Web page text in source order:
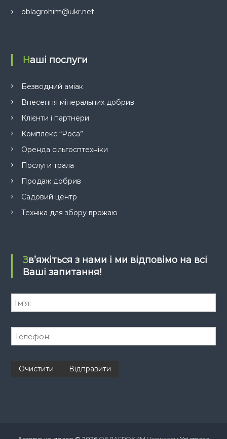
oblagrohim@ukr.net
Наші послуги
Безводний аміак
Внесення мінеральних добрив
Клієнти і партнери
Комплекс “Роса”
Оренда сільгосптехніки
Послуги трала
Продаж добрив
Садовий центр
Техніка для збору врожаю
Зв’яжіться з нами і ми відповімо на всі
Ваші запитання!